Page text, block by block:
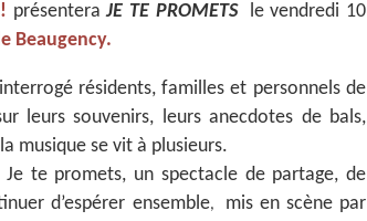
présenteraJE TE PROMETS le vendredi 10
Beaugency.
résidents, familles et personnels de
leurs souvenirs, leurs anecdotes de bals,
musique se vit à plusieurs.
te promets, un spectacle de partage, de
d’espérer ensemble, mis en scène par